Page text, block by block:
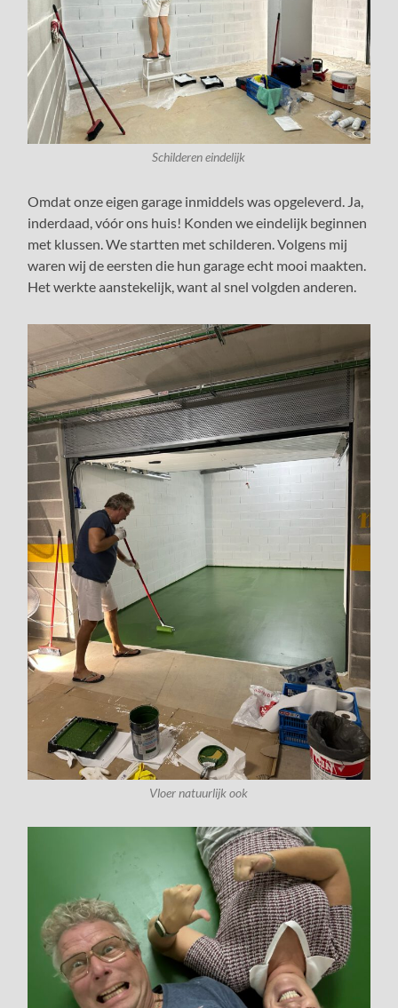
Schilderen eindelijk
Omdat onze eigen garage inmiddels was opgeleverd. Ja,
inderdaad, vóór ons huis! Konden we eindelijk beginnen
met klussen. We startten met schilderen. Volgens mij
waren wij de eersten die hun garage echt mooi maakten.
Het werkte aanstekelijk, want al snel volgden anderen.
Vloer natuurlijk ook